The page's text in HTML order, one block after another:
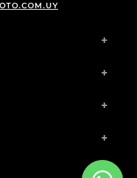
+
+
+
+